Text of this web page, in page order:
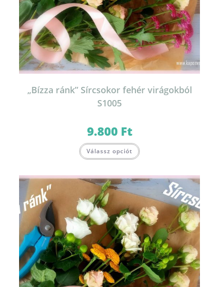
„Bízza ránk” Sírcsokor fehér virágokból
S1005
9.800 Ft
Válassz opciót